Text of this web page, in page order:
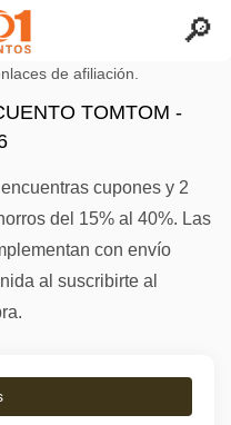
de afiliación.
TOMTOM -
cupones y 2
del 15% al 40%. Las
con envío
al suscribirte al